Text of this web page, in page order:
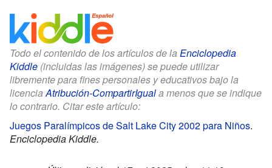
Todo el contenido de los artículos de la Enciclopedia
Kiddle (incluidas las imágenes) se puede utilizar
libremente para fines personales y educativos bajo la
licenciaAtribución-CompartirIguala menos que se indique
lo contrario. Citar este artículo:
Juegos Paralímpicos de Salt Lake City 2002 para Niños.
Enciclopedia Kiddle.